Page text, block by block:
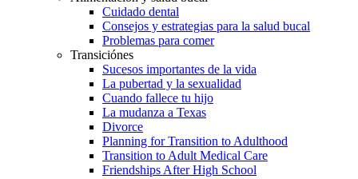
Cuidado dental
Consejos y estrategias para la salud bucal
Problemas para comer
Transiciónes
Sucesos importantes de la vida
La pubertad y la sexualidad
Cuando fallece tu hijo
La mudanza a Texas
Divorce
Planning for Transition to Adulthood
Transition to Adult Medical Care
Friendships After High School